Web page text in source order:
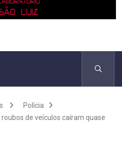
Polícia
de veículos caíram quase